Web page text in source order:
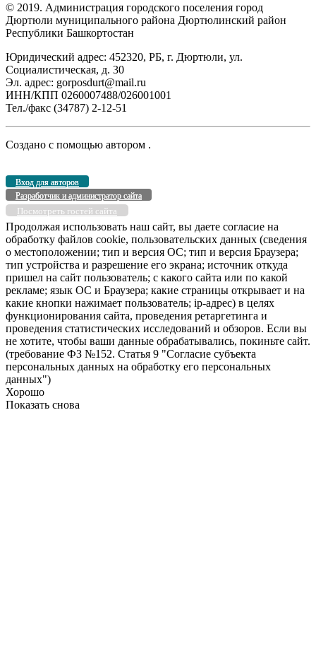
© 2019. Администрация городского поселения город
Дюртюли муниципального района Дюртюлинский район
Республики Башкортостан
Юридический адрес: 452320, РБ, г. Дюртюли, ул.
Социалистическая, д. 30
Эл. адрес: gorposdurt@mail.ru
ИНН/КПП 0260007488/026001001
Тел./факс (34787) 2-12-51
Создано с помощью автором .
Вход для авторов
Разработчик и администратор сайта
Посмотреть гостей сайта
Продолжая использовать наш сайт, вы даете согласие на
обработку файлов cookie, пользовательских данных (сведения
о местоположении; тип и версия ОС; тип и версия Браузера;
тип устройства и разрешение его экрана; источник откуда
пришел на сайт пользователь; с какого сайта или по какой
рекламе; язык ОС и Браузера; какие страницы открывает и на
какие кнопки нажимает пользователь; ip-адрес) в целях
функционирования сайта, проведения ретаргетинга и
проведения статистических исследований и обзоров. Если вы
не хотите, чтобы ваши данные обрабатывались, покиньте сайт.
(требование ФЗ №152. Статья 9 "Согласие субъекта
персональных данных на обработку его персональных
данных")
Хорошо
Показать снова